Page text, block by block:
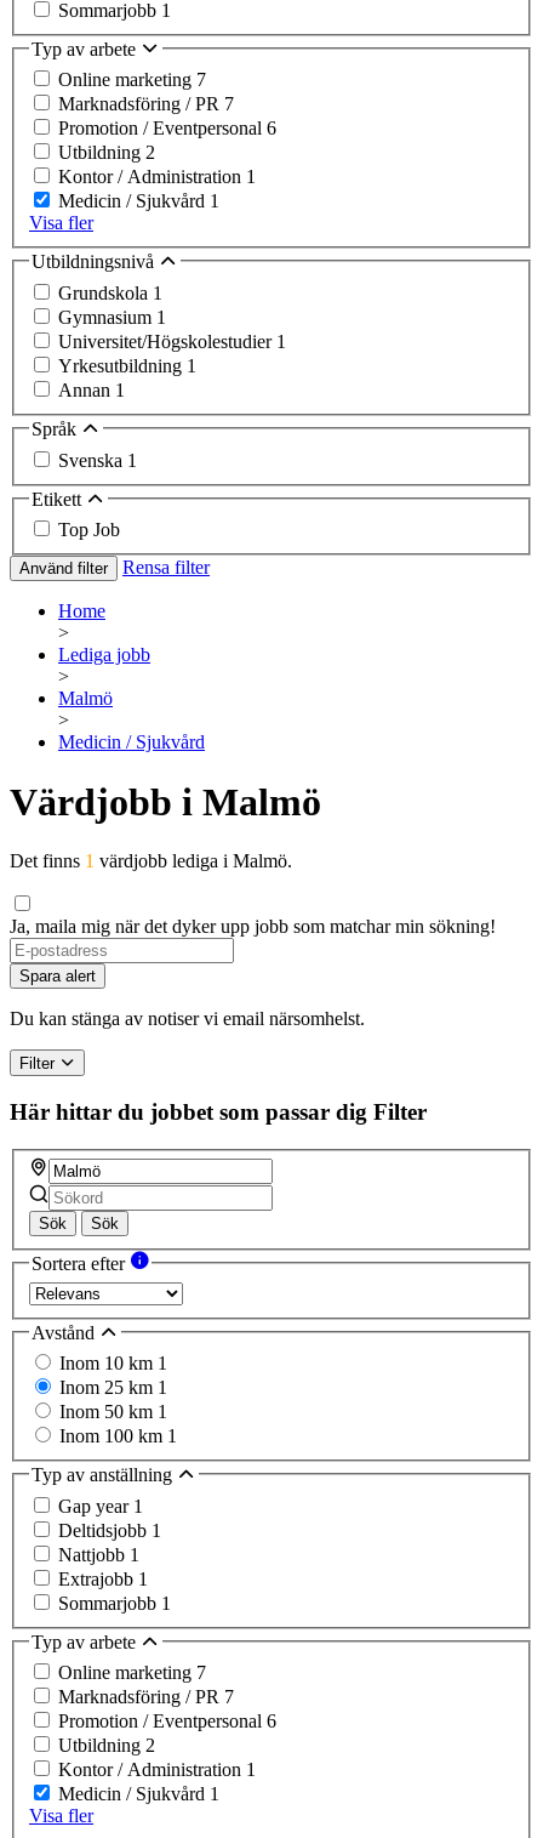
Sommarjobb 1
Typ av arbete
Online marketing 7
Marknadsföring / PR 7
Promotion / Eventpersonal 6
Utbildning 2
Kontor / Administration 1
Medicin / Sjukvård 1
Visa fler
Utbildningsnivå
Grundskola 1
Gymnasium 1
Universitet/Högskolestudier 1
Yrkesutbildning 1
Annan 1
Språk
Svenska 1
Etikett
Top Job
Använd filter Rensa filter
Home
>
Lediga jobb
>
Malmö
>
Medicin / Sjukvård
Värdjobb i Malmö
Det finns 1 värdjobb lediga i Malmö.
Ja, maila mig när det dyker upp jobb som matchar min sökning!
Spara alert
Du kan stänga av notiser vi email närsomhelst.
Filter
Här hittar du jobbet som passar dig Filter
Sök Sök
Sortera efter
Avstånd
Inom 10 km 1
Inom 25 km 1
Inom 50 km 1
Inom 100 km 1
Typ av anställning
Gap year 1
Deltidsjobb 1
Nattjobb 1
Extrajobb 1
Sommarjobb 1
Typ av arbete
Online marketing 7
Marknadsföring / PR 7
Promotion / Eventpersonal 6
Utbildning 2
Kontor / Administration 1
Medicin / Sjukvård 1
Visa fler